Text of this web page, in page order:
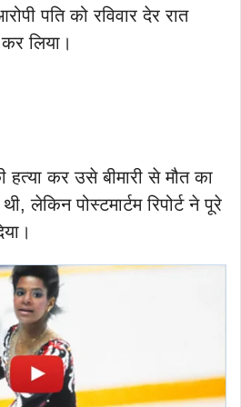
पति को रविवार देर रात
कर लिया।
हत्या कर उसे बीमारी से मौत का
लेकिन पोस्टमार्टम रिपोर्ट ने पूरे